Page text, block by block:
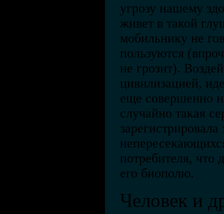
угрозу нашему
живет в такой
мобильнику не
пользуются
не грозит).
цивилизацией,
еще совершенно
случайно такая
потребителя, что
его биополю.
Человек и